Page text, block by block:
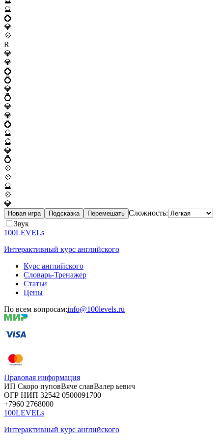
🔮
💍
💎
💠
R
💎
💎
💍
💍
💎
💍
💎
💎
💍
🔮
🔮
💎
💍
💠
💠
🔮
💠
💎
Новая игра Подсказка Перемешать Сложность:
Звук
100LEVELs
Интерактивный курс английского
Курс английского
Словарь-Тренажер
Статьи
Цены
По всем вопросам:info@100levels.ru
Правовая информация
ИП Скоро пуповВяче славВалер ьевич
ОГР НИП 32542 0500091700
+7960 2768000
100LEVELs
Интерактивный курс английского